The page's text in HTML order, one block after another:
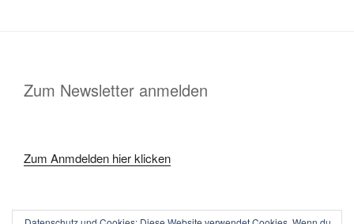
Zum Newsletter anmelden
Zum Anmdelden hier klicken